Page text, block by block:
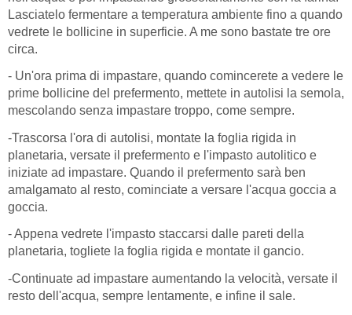
Lasciatelo fermentare a temperatura ambiente fino a quando
vedrete le bollicine in superficie. A me sono bastate tre ore
circa.
- Un'ora prima di impastare, quando comincerete a vedere le
prime bollicine del prefermento, mettete in autolisi la semola,
mescolando senza impastare troppo, come sempre.
-Trascorsa l'ora di autolisi, montate la foglia rigida in
planetaria, versate il prefermento e l'impasto autolitico e
iniziate ad impastare. Quando il prefermento sarà ben
amalgamato al resto, cominciate a versare l'acqua goccia a
goccia.
- Appena vedrete l'impasto staccarsi dalle pareti della
planetaria, togliete la foglia rigida e montate il gancio.
-Continuate ad impastare aumentando la velocità, versate il
resto dell'acqua, sempre lentamente, e infine il sale.